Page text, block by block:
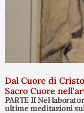
Dal Cuore di
Sacro Cuore
PARTE II Nel
ultime meditazioni